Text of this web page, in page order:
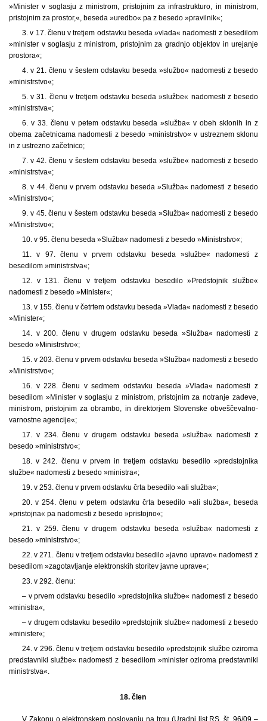
»Minister v soglasju z ministrom, pristojnim za infrastrukturo, in ministrom,
pristojnim za prostor,«, beseda »uredbo« pa z besedo »pravilnik«;
3. v 17. členu v tretjem odstavku beseda »vlada« nadomesti z besedilom
»minister v soglasju z ministrom, pristojnim za gradnjo objektov in urejanje
prostora«;
4. v 21. členu v šestem odstavku beseda »službo« nadomesti z besedo
»ministrstvo«;
5. v 31. členu v tretjem odstavku beseda »službe« nadomesti z besedo
»ministrstva«;
6. v 33. členu v petem odstavku beseda »služba« v obeh sklonih in z
obema začetnicama nadomesti z besedo »ministrstvo« v ustreznem sklonu
in z ustrezno začetnico;
7. v 42. členu v šestem odstavku beseda »službe« nadomesti z besedo
»ministrstva«;
8. v 44. členu v prvem odstavku beseda »Služba« nadomesti z besedo
»Ministrstvo«;
9. v 45. členu v šestem odstavku beseda »Služba« nadomesti z besedo
»Ministrstvo«;
10. v 95. členu beseda »Služba« nadomesti z besedo »Ministrstvo«;
11. v 97. členu v prvem odstavku beseda »službe« nadomesti z
besedilom »ministrstva«;
12. v 131. členu v tretjem odstavku besedilo »Predstojnik službe«
nadomesti z besedo »Minister«;
13. v 155. členu v četrtem odstavku beseda »Vlada« nadomesti z besedo
»Minister«;
14. v 200. členu v drugem odstavku beseda »Služba« nadomesti z
besedo »Ministrstvo«;
15. v 203. členu v prvem odstavku beseda »Služba« nadomesti z besedo
»Ministrstvo«;
16. v 228. členu v sedmem odstavku beseda »Vlada« nadomesti z
besedilom »Minister v soglasju z ministrom, pristojnim za notranje zadeve,
ministrom, pristojnim za obrambo, in direktorjem Slovenske obveščevalno-
varnostne agencije«;
17. v 234. členu v drugem odstavku beseda »služba« nadomesti z
besedo »ministrstvo«;
18. v 242. členu v prvem in tretjem odstavku besedilo »predstojnika
službe« nadomesti z besedo »ministra«;
19. v 253. členu v prvem odstavku črta besedilo »ali služba«;
20. v 254. členu v petem odstavku črta besedilo »ali služba«, beseda
»pristojna« pa nadomesti z besedo »pristojno«;
21. v 259. členu v drugem odstavku beseda »služba« nadomesti z
besedo »ministrstvo«;
22. v 271. členu v tretjem odstavku besedilo »javno upravo« nadomesti z
besedilom »zagotavljanje elektronskih storitev javne uprave«;
23. v 292. členu:
– v prvem odstavku besedilo »predstojnika službe« nadomesti z besedo
»ministra«,
– v drugem odstavku besedilo »predstojnik službe« nadomesti z besedo
»minister«;
24. v 296. členu v tretjem odstavku besedilo »predstojnik službe oziroma
predstavniki službe« nadomesti z besedilom »minister oziroma predstavniki
ministrstva«.
18. člen
V Zakonu o elektronskem poslovanju na trgu (Uradni list RS, št. 96/09 –